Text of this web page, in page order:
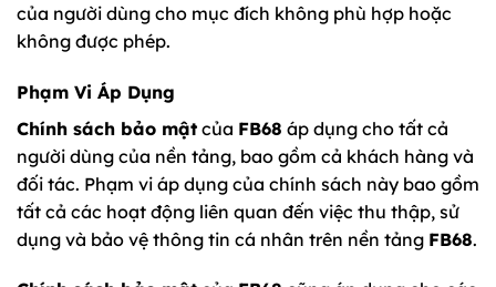
của người dùng cho mục đích không phù hợp hoặc
không được phép.
Phạm Vi Áp Dụng
Chính sách bảo mật của FB68 áp dụng cho tất cả
người dùng của nền tảng, bao gồm cả khách hàng và
đối tác. Phạm vi áp dụng của chính sách này bao gồm
tất cả các hoạt động liên quan đến việc thu thập, sử
dụng và bảo vệ thông tin cá nhân trên nền tảng FB68.